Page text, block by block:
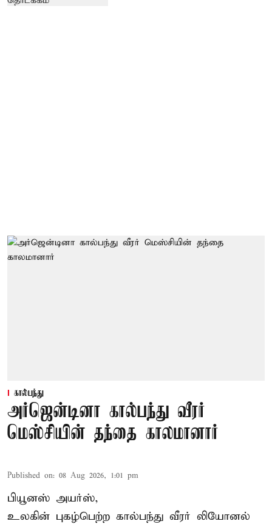
கால்பந்து
அர்ஜென்டினா கால்பந்து வீரர்
மெஸ்சியின் தந்தை காலமானார்
Published on: 08 Aug 2026, 1:01 pm
பியூனஸ் அயர்ஸ்,
உலகின் புகழ்பெற்ற கால்பந்து வீரர் லியோனல்